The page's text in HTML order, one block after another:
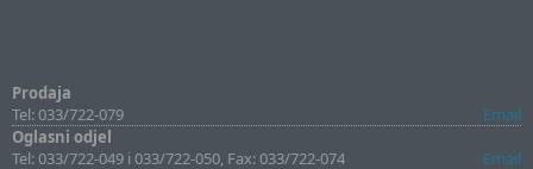
Prodaja
Tel: 033/722-079
Email
Oglasni odjel
Tel: 033/722-049 i 033/722-050, Fax: 033/722-074
Email